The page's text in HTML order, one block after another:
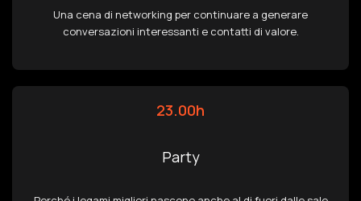
Una cena di networking per continuare a generare
conversazioni interessanti e contatti di valore.
23.00h
Party